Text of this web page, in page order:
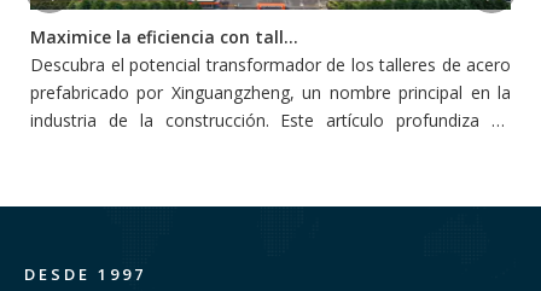
Maximice la eficiencia con talleres de acero prefabricado
Descubra el potencial transformador de los talleres de acero
prefabricado por Xinguangzheng, un nombre principal en la
industria de la construcción. Este artículo profundiza en
sostenibilidad.
DESDE 1997